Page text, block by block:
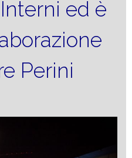
ed è
Perini